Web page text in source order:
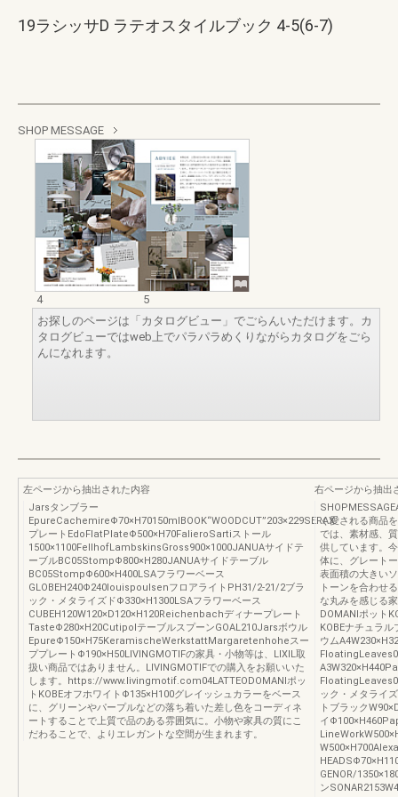
19ラシッサD ラテオスタイルブック 4-5(6-7)
SHOP MESSAGE
4
5
お探しのページは「カタログビュー」でごらんいただけます。カ
タログビューではweb上でパラパラめくりながらカタログをごら
んになれます。
左ページから抽出された内容
Jarsタンブラー
EpureCachemireΦ70×H70150mlBOOK“WOODCUT”203×229SERAX
プレートEdoFlatPlateΦ500×H70FalieroSartiストール
1500×1100FellhofLambskinsGross900×1000JANUAサイドテ
ーブルBC05StompΦ800×H280JANUAサイドテーブル
BC05StompΦ600×H400LSAフラワーベース
GLOBEH240Φ240louispoulsenフロアライトPH31/2-21/2ブラ
ック・メタライズドΦ330×H1300LSAフラワーベース
CUBEH120W120×D120×H120Reichenbachディナープレート
TasteΦ280×H20CutipolテーブルスプーンGOAL210Jarsボウル
EpureΦ150×H75KeramischeWerkstattMargaretenhoheスー
ププレートΦ190×H50LIVINGMOTIFの家具・小物等は、LIXIL取
扱い商品ではありません。LIVINGMOTIFでの購入をお願いいた
します。https://www.livingmotif.com04LATTEODOMANIポッ
トKOBEオフホワイトΦ135×H100グレイッシュカラーをベース
に、グリーンやパープルなどの落ち着いた差し色をコーディネ
ートすることで上質で品のある雰囲気に。小物や家具の質にこ
だわることで、よりエレガントな空間が生まれます。
右ページから抽出
く愛される商品
では、素材感、
供しています。
体に、グレート
表面積の大きい
トーンを合わせ
な丸みを感じる
DOMANIポット
KOBEナチュラ
ウム
ック・メタライ
トブラック
イ
GENOR/
ン